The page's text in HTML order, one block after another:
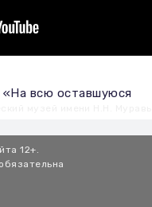
«На всю оставшуюся
музей имени Н.Н.
12+.